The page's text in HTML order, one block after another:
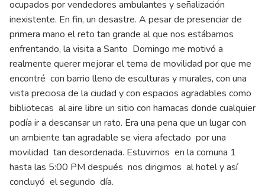
ocupados por vendedores ambulantes y señalización
inexistente. En fin, un desastre. A pesar de presenciar de
primera mano el reto tan grande al que nos estábamos
enfrentando, la visita a Santo Domingo me motivó a
realmente querer mejorar el tema de movilidad por que me
encontré con barrio lleno de esculturas y murales, con una
vista preciosa de la ciudad y con espacios agradables como
bibliotecas al aire libre un sitio con hamacas donde cualquier
podía ir a descansar un rato. Era una pena que un lugar con
un ambiente tan agradable se viera afectado por una
movilidad tan desordenada. Estuvimos en la comuna 1
hasta las 5:00 PM después nos dirigimos al hotel y así
concluyó el segundo día.